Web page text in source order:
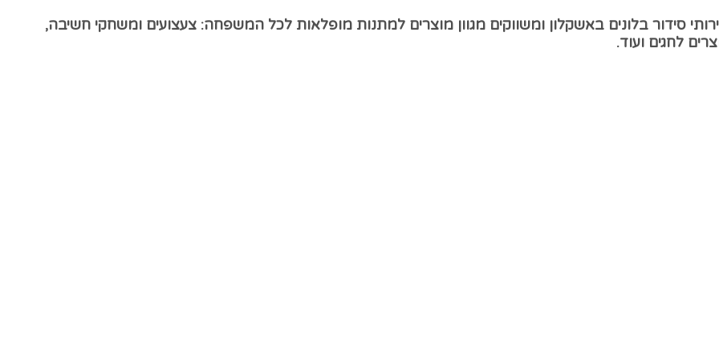
סידור בלונים באשקלון ומשווקים מגוון מוצרים למתנות מופלאות לכל המשפחה: צעצועים ומשחקי חשיבה,
לחגים ועוד.